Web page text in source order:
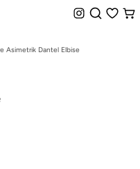
Hemen Teslim Seçeneği
Asimetrik Dantel Elbise